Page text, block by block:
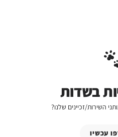
בשדות
השירות/זכיינים שלנו?
עכשיו